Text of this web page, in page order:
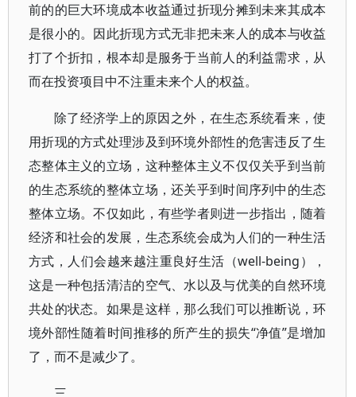
前的的巨大环境成本收益通过折现分摊到未来其成本
是很小的。因此折现方式无非把未来人的成本与收益
打了个折扣，根本却是服务于当前人的利益需求，从
而在投资项目中不注重未来个人的权益。
除了经济学上的原因之外，在生态系统看来，使
用折现的方式处理涉及到环境外部性的危害违反了生
态整体主义的立场，这种整体主义不仅仅关乎到当前
的生态系统的整体立场，还关乎到时间序列中的生态
整体立场。不仅如此，有些学者则进一步指出，随着
经济和社会的发展，生态系统会成为人们的一种生活
方式，人们会越来越注重良好生活（well-being），
这是一种包括清洁的空气、水以及与优美的自然环境
共处的状态。如果是这样，那么我们可以推断说，环
境外部性随着时间推移的所产生的损失“净值”是增加
了，而不是减少了。
三